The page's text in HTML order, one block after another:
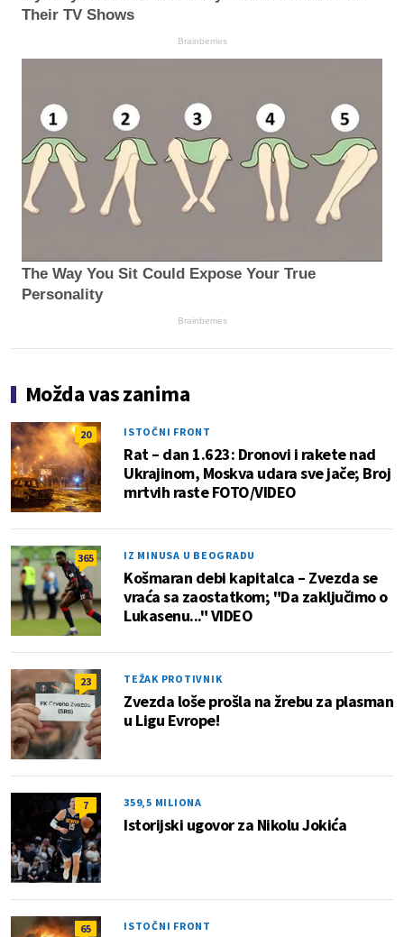
Their TV Shows
Brainberries
The Way You Sit Could Expose Your True
Personality
Brainberries
Možda vas zanima
20 ISTOČNI FRONT
Rat – dan 1.623: Dronovi i rakete nad
Ukrajinom, Moskva udara sve jače; Broj
mrtvih raste FOTO/VIDEO
365 IZ MINUSA U BEOGRADU
Košmaran debi kapitalca – Zvezda se
vraća sa zaostatkom; "Da zaključimo o
Lukasenu..." VIDEO
23 TEŽAK PROTIVNIK
Zvezda loše prošla na žrebu za plasman
u Ligu Evrope!
7 359,5 MILIONA
Istorijski ugovor za Nikolu Jokića
65 ISTOČNI FRONT